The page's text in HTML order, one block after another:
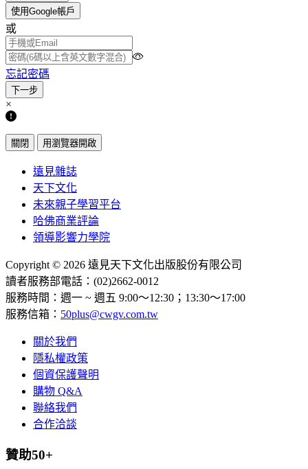
使用Google帳戶
或
忘記密碼
×
關閉 用瀏覽器開啟
遠見雜誌
天下文化
未來親子學習平台
哈佛商業評論
領導影響力學院
Copyright © 2026 遠見天下文化出版股份有限公司
讀者服務部電話：(02)2662-0012
服務時間：週一 ~ 週五 9:00～12:30；13:30～17:00
服務信箱： 50plus@cwgv.com.tw
關於我們
隱私權政策
個資保護聲明
購物 Q&A
聯絡我們
合作洽談
贊助50+